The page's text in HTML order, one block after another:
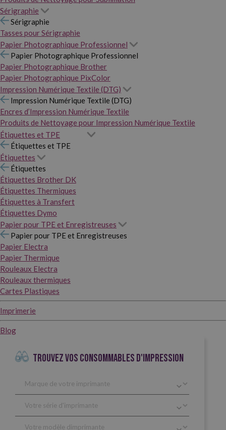
Sérigraphie
Sérigraphie
Tasses pour Sérigraphie
Papier Photographique Professionnel
Papier Photographique Professionnel
Papier Photographique Brother
Papier Photographique PixColor
Impression Numérique Textile (DTG)
Impression Numérique Textile (DTG)
Encres d’Impression Numérique Textile
Produits de Nettoyage pour Impression Numérique Textile
Étiquettes et TPE
Étiquettes et TPE
Étiquettes
Étiquettes
Étiquettes Brother DK
Étiquettes Thermiques
Étiquettes à Transfert
Étiquettes Dymo
Papier pour TPE et Enregistreuses
Papier pour TPE et Enregistreuses
Papier Electra
Papier Thermique
Rouleaux Electra
Rouleaux thermiques
Cartes Plastiques
Imprimerie
Blog
TROUVEZ VOS CONSOMMABLES D'IMPRESSION